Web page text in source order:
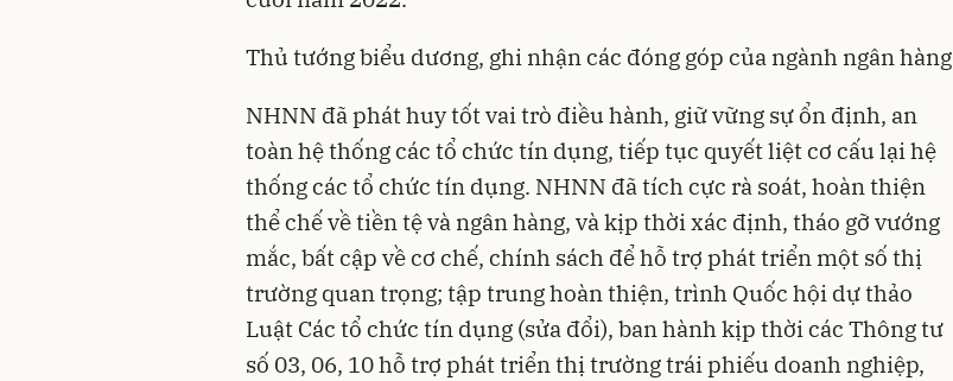
Thủ tướng biểu dương, ghi nhận các đóng góp của ngành ngân hàng
NHNN đã phát huy tốt vai trò điều hành, giữ vững sự ổn định, an
toàn hệ thống các tổ chức tín dụng, tiếp tục quyết liệt cơ cấu lại hệ
thống các tổ chức tín dụng. NHNN đã tích cực rà soát, hoàn thiện
thể chế về tiền tệ và ngân hàng, và kịp thời xác định, tháo gỡ vướng
mắc, bất cập về cơ chế, chính sách để hỗ trợ phát triển một số thị
trường quan trọng; tập trung hoàn thiện, trình Quốc hội dự thảo
Luật Các tổ chức tín dụng (sửa đổi), ban hành kịp thời các Thông tư
số 03, 06, 10 hỗ trợ phát triển thị trường trái phiếu doanh nghiệp,